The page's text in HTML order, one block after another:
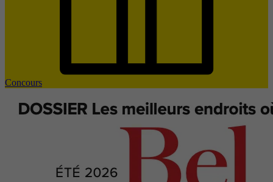
Concours